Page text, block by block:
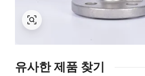
유사한 제품 찾기